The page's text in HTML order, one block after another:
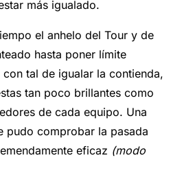
más igualado.
el anhelo del Tour y de
hasta poner límite
tal de igualar la contienda,
tan poco brillantes como
de cada equipo. Una
pudo comprobar la pasada
eficaz (modo